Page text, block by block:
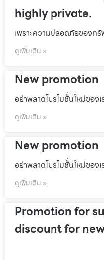
highly private.
เพราะความปลอดภัยของท
ดูเพิ่มเติม »
New promotion
อย่าพลาดโปรโมชั้่นใหม่ของเ
ดูเพิ่มเติม »
New promotion
อย่าพลาดโปรโมชั้่นใหม่ของเ
ดูเพิ่มเติม »
Promotion for
discount for